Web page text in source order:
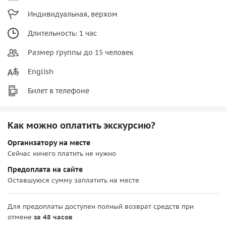
Индивидуальная, верхом
Длительность: 1 час
Размер группы до 15 человек
English
Билет в телефоне
Как можно оплатить экскурсию?
Организатору на месте
Сейчас ничего платить не нужно
Предоплата на сайте
Оставшуюся сумму заплатить на месте
Для предоплаты доступен полный возврат средств при
отмене за 48 часов